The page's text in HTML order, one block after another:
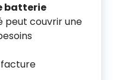
batterie
peut couvrir une